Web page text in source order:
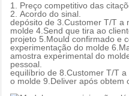
1. Preço competitivo das
2. Acordo do sinal.
depósito de 3.Customer T/T a
molde 4.Send que tira ao
projeto 5.Mould confirmado e
experimentação do molde
amostra experimental do
pessoal.
equilíbrio de 8.Customer T/T
o molde 9.Deliver após obtem